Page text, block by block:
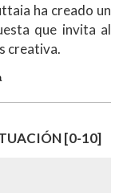
ha creado un
que invita al
creativa.
[0-10]